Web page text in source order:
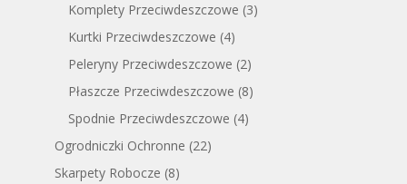
Komplety Przeciwdeszczowe (3)
Kurtki Przeciwdeszczowe (4)
Peleryny Przeciwdeszczowe (2)
Płaszcze Przeciwdeszczowe (8)
Spodnie Przeciwdeszczowe (4)
Ogrodniczki Ochronne (22)
Skarpety Robocze (8)